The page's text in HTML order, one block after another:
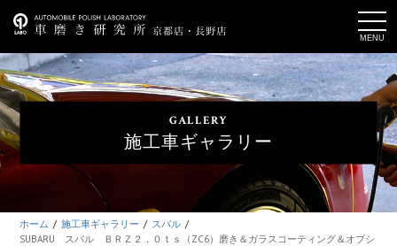
t
o
g
g
l
e
n
a
a
t
i
o
n
GALLERY
施工車ギャラリー
ホーム 施工車ギャラリー
スバル
SUBARU スバル ＢＲＺ２．０ｔｓ（ZC6）磨き＆ガラスコーティング＆オプシ